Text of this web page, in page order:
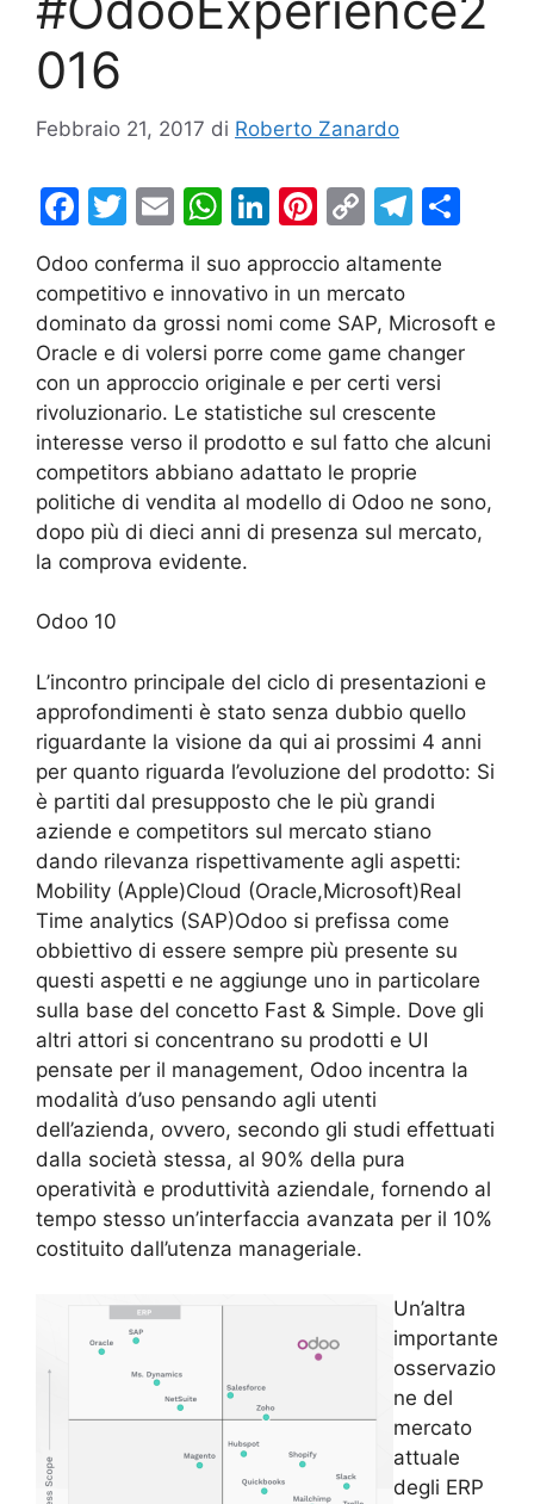
016
Febbraio 21, 2017 di Roberto Zanardo
F
c
e
b
o
o
k
T
w
itt
er
E
m
ai
l
W
at
s
A
p
p
Li
k
e
dI
n
Pi
nt
er
e
st
C
p
y
Li
n
k
T
e
gr
a
m
di
vi
Odoo conferma il suo approccio altamente
competitivo e innovativo in un mercato
dominato da grossi nomi come SAP, Microsoft e
Oracle e di volersi porre come game changer
con un approccio originale e per certi versi
rivoluzionario. Le statistiche sul crescente
interesse verso il prodotto e sul fatto che alcuni
competitors abbiano adattato le proprie
politiche di vendita al modello di Odoo ne sono,
dopo più di dieci anni di presenza sul mercato,
la comprova evidente.
Odoo 10
L’incontro principale del ciclo di presentazioni e
approfondimenti è stato senza dubbio quello
riguardante la visione da qui ai prossimi 4 anni
per quanto riguarda l’evoluzione del prodotto: Si
è partiti dal presupposto che le più grandi
aziende e competitors sul mercato stiano
dando rilevanza rispettivamente agli aspetti:
Mobility (Apple)Cloud (Oracle,Microsoft)Real
Time analytics (SAP)Odoo si prefissa come
obbiettivo di essere sempre più presente su
questi aspetti e ne aggiunge uno in particolare
sulla base del concetto Fast & Simple. Dove gli
altri attori si concentrano su prodotti e UI
pensate per il management, Odoo incentra la
modalità d’uso pensando agli utenti
dell’azienda, ovvero, secondo gli studi effettuati
dalla società stessa, al 90% della pura
operatività e produttività aziendale, fornendo al
tempo stesso un’interfaccia avanzata per il 10%
costituito dall’utenza manageriale.
Un’altra
importante
osservazio
ne del
mercato
attuale
degli ERP